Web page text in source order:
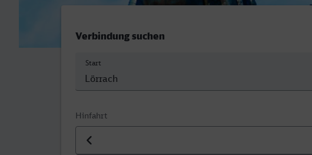
Verbindung suchen
Start
Hinfahrt
Datum der Hinfahrt